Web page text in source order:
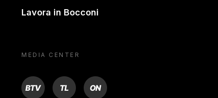
Lavora in Bocconi
MEDIA CENTER
BTV TL ON